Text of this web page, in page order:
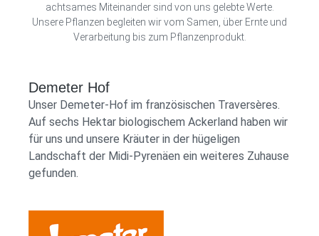
achtsames Miteinander sind von uns gelebte Werte.
Unsere Pflanzen begleiten wir vom Samen, über Ernte und
Verarbeitung bis zum Pflanzenprodukt.
Demeter Hof
Unser Demeter-Hof im französischen Traversères.
Auf sechs Hektar biologischem Ackerland haben wir
für uns und unsere Kräuter in der hügeligen
Landschaft der Midi-Pyrenäen ein weiteres Zuhause
gefunden.